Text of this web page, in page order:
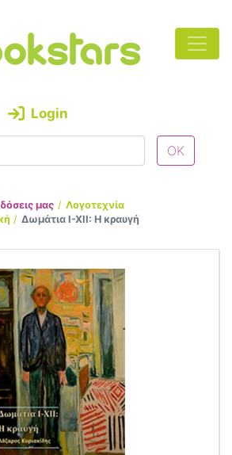
Login
μας
Λογοτεχνία
Δωμάτια Ι-ΧΙΙ: Η κραυγή